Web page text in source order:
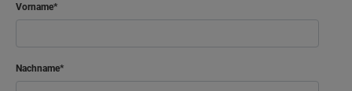
Vorname
Nachname